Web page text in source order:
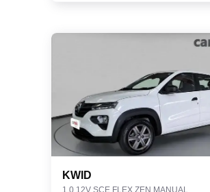
KWID
1.0 12V SCE FLEX ZEN MANUAL